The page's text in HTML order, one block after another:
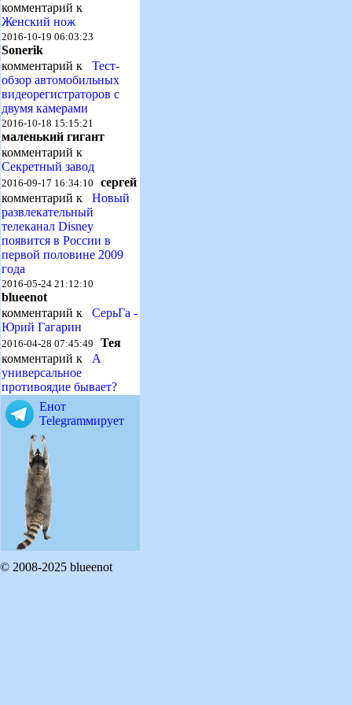
комментарий к
Женский нож
2016-10-19 06:03:23
Sonerik
комментарий к Тест-
обзор автомобильных
видеорегистраторов с
двумя камерами
2016-10-18 15:15:21
маленький гигант
комментарий к
Секретный завод
2016-09-17 16:34:10 сергей
комментарий к Новый
развлекательный
телеканал Disney
появится в России в
первой половине 2009
года
2016-05-24 21:12:10
blueenot
комментарий к СерьГа -
Юрий Гагарин
2016-04-28 07:45:49 Тея
комментарий к А
универсальное
противоядие бывает?
Енот
Telegramмирует
© 2008-2025 blueenot